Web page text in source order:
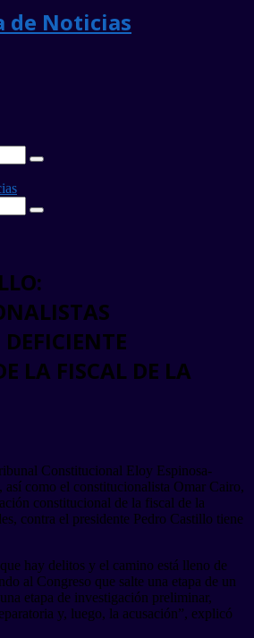
Search
Search
LA FISCAL DE LA
Constitucional Eloy Espinosa-
como el constitucionalista Omar Cairo,
constitucional de la fiscal de la
contra el presidente Pedro Castillo tiene
hay delitos y el camino está lleno de
al Congreso que salte una etapa de un
etapa de investigación preliminar,
y, luego, la acusación”, explicó